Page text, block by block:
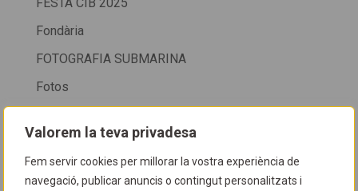
Valorem la teva privadesa
Fem servir cookies per millorar la vostra experiència de
navegació, publicar anuncis o contingut personalitzats i
FESTA CIB 2025
Fondària
FOTOGRAFIA SUBMARINA
Fotos
FOTOS COL·LECTIVES